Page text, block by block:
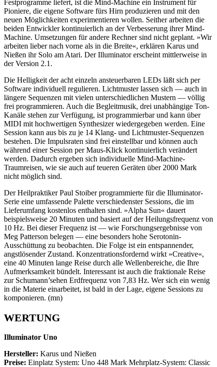
Festprogramme liefert, ist die Mind-Machine ein Instrument für
Pioniere, die eigene Software fürs Hirn produzieren und mit den
neuen Möglichkeiten experimentieren wollen. Seither arbeiten die
beiden Entwickler kontinuierlich an der Verbesserung ihrer Mind-
Machine. Umsetzungen für andere Rechner sind nicht geplant. »Wir
arbeiten lieber nach vorne als in die Breite«, erklären Karus und
Nießen ihr Solo am Atari. Der Illuminator erscheint mittlerweise in
der Version 2.1.
Die Helligkeit der acht einzeln ansteuerbaren LEDs läßt sich per
Software individuell regulieren. Lichtmuster lassen sich — auch in
längere Sequenzen mit vielen unterschiedlichen Mustern — völlig
frei programmieren. Auch die Begleitmusik, drei unabhängige Ton-
Kanäle stehen zur Verfügung, ist programmierbar und kann über
MIDI mit hochwertigen Synthesizer wiedergegeben werden. Eine
Session kann aus bis zu je 14 Klang- und Lichtmuster-Sequenzen
bestehen. Die Impulsraten sind frei einstellbar und können auch
während einer Session per Maus-Klick kontinuierlich verändert
werden. Dadurch ergeben sich individuelle Mind-Machine-
Traumreisen, wie sie auch auf teueren Geräten über 2000 Mark
nicht möglich sind.
Der Heilpraktiker Paul Stoiber programmierte für die Illuminator-
Serie eine umfassende Palette verschiedenster Sessions, die im
Lieferumfang kostenlos enthalten sind. »Alpha Sun« dauert
beispielsweise 20 Minuten und basiert auf der Heilungsfrequenz von
10 Hz. Bei dieser Frequenz ist — wie Forschungsergebnisse von
Meg Patterson belegen — eine besonders hohe Serotonin-
Ausschüttung zu beobachten. Die Folge ist ein entspannender,
angstlösender Zustand. Konzentrationsfordernd wirkt »Creative«,
eine 40 Minuten lange Reise durch alle Wellenbereiche, die Ihre
Aufmerksamkeit bündelt. Interessant ist auch die fraktionale Reise
zur Schumann’sehen Erdfrequenz von 7,83 Hz. Wer sich ein wenig
in die Materie einarbeitet, ist bald in der Lage, eigene Sessions zu
komponieren. (mn)
WERTUNG
Illuminator Uno
Hersteller: Karus und Nießen
Preise: Einplatz System: Uno 448 Mark Mehrplatz-System: Classic